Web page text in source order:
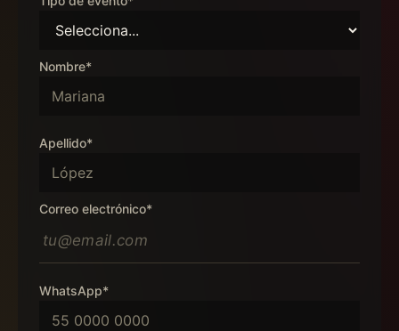
Nombre*
Apellido*
Correo electrónico*
WhatsApp*